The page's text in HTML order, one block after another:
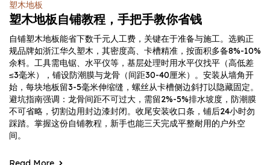
塑木地板
塑木地板自铺教程，手把手教你省钱
自铺塑木地板能省下数千元人工费，关键在于准备与施工。选购正
规品牌如浙江华久塑木，其密度高、卡槽精准，按面积多备8%-10%
余料。工具需电锯、水平仪等，基层处理时用水平仪找平（高低差
≤3毫米），铺设防潮膜与龙骨（间距30-40厘米）。安装从墙角开
始，每块地板留3-5毫米伸缩缝，螺丝从卡槽侧边斜打以隐藏固定。
避坑指南强调：龙骨间距不可过大，需留2%-5%排水坡度，防潮膜
不可省略，切割边用封边漆封闭。收尾安装收口条，铺后24小时勿
踩踏。掌握这份自铺教程，新手也能三天完成平整耐用的户外空
间。